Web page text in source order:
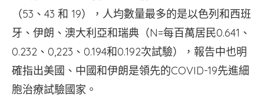
（53、43 和 19），人均數量最多的是以色列和西班
牙、伊朗、澳大利亞和瑞典（N=每百萬居民0.641、
0.232、0,223、0.194和0.192次試驗），報告中也明
確指出美國、中國和伊朗是領先的COVID-19先進細
胞治療試驗國家。